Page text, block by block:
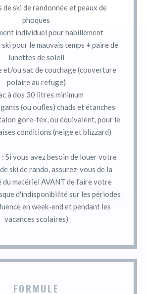
de ski de randonnée et peaux de
phoques
individuel pour habillement
ski pour le mauvais temps + paire de
lunettes de soleil
et/ou sac de couchage (couverture
polaire au refuge)
à dos 30 litres minimum
(ou oufles) chads et étanches
gore-tex, ou équivalent, pour le
conditions (neige et blizzard)
Si vous avez besoin de louer votre
ski de rando, assurez-vous de la
matériel AVANT de faire votre
d'indisponibilité sur les périodes
en week-end et pendant les
vacances scolaires)
FORMULE